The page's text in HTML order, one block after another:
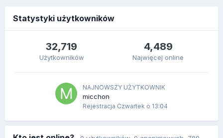
Statystyki użytkowników
32,719
Użytkowników
4,489
Najwięcej online
NAJNOWSZY UŻYTKOWNIK
micchon
Rejestracja Czwartek o 13:04